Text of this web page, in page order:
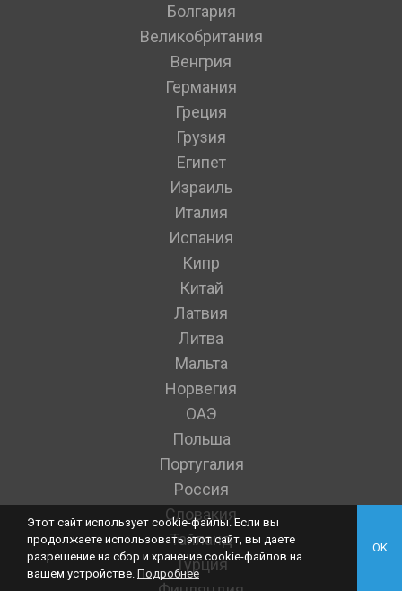
Болгария
Великобритания
Венгрия
Германия
Греция
Грузия
Египет
Израиль
Италия
Испания
Кипр
Китай
Латвия
Литва
Мальта
Норвегия
ОАЭ
Польша
Португалия
Россия
Словакия
Тайланд
Турция
Этот сайт использует cookie-файлы. Если вы
продолжаете использовать этот сайт, вы даете
разрешение на сбор и хранение cookie-файлов на
вашем устройстве. Подробнее
OK